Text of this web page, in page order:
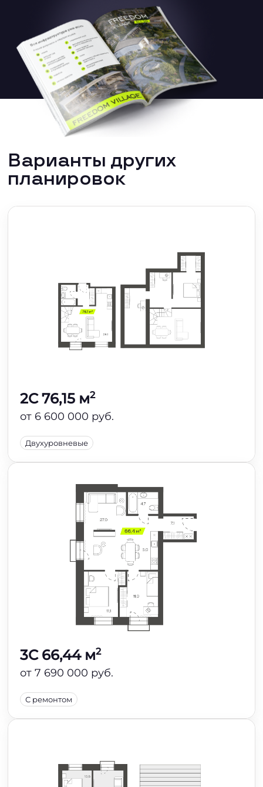
Варианты других
планировок
2C 76,15 м2
от 6 600 000 руб.
Двухуровневые
3C 66,44 м2
от 7 690 000 руб.
С ремонтом